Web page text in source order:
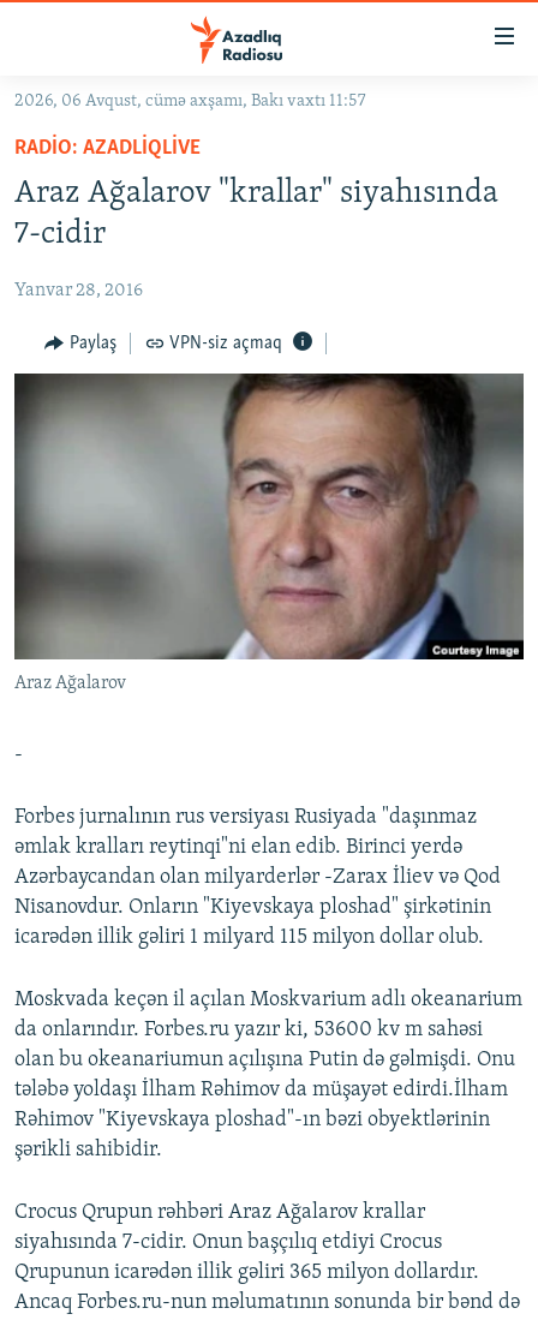
Əsas
qayıt
Əsas
naviqasiyaya
qayıt
GÜNDƏM
KORRUPSIOMETR
FƏRQƏ BAX
QANUNI DOĞRU
ARAŞDIRMA
İNFOQRAFIKA
AZƏRBAYCAN ƏDƏBIYYATI KITABXANASI
İZ - MƏDƏNIYYƏT PROQRAMI
MISSIYAMIZ
PEŞƏ ETIKASI VƏ JURNALISTIKA STANDARTLARIMIZ
MATERIALLARIMIZDAN ISTIFADƏ
AZADLIQRADIOSU MOBIL TELEFONUNUZDA
RFE/RL-in bütün saytları
2026, 06 Avqust, cümə axşamı, Bakı vaxtı 11:57
RADIO: AZADLIQLIVE
Araz Ağalarov "krallar" siyahısında
7-cidir
Yanvar 28, 2016
Paylaş VPN-siz açmaq
Araz Ağalarov
-
Forbes jurnalının rus versiyası Rusiyada "daşınmaz
əmlak kralları reytinqi"ni elan edib. Birinci yerdə
Azərbaycandan olan milyarderlər -Zarax İliev və Qod
Nisanovdur. Onların "Kiyevskaya ploshad" şirkətinin
icarədən illik gəliri 1 milyard 115 milyon dollar olub.
Moskvada keçən il açılan Moskvarium adlı okeanarium
da onlarındır. Forbes.ru yazır ki, 53600 kv m sahəsi
olan bu okeanariumun açılışına Putin də gəlmişdi. Onu
tələbə yoldaşı İlham Rəhimov da müşayət edirdi.İlham
Rəhimov "Kiyevskaya ploshad"-ın bəzi obyektlərinin
şərikli sahibidir.
Crocus Qrupun rəhbəri Araz Ağalarov krallar
siyahısında 7-cidir. Onun başçılıq etdiyi Crocus
Qrupunun icarədən illik gəliri 365 milyon dollardır.
Ancaq Forbes.ru-nun məlumatının sonunda bir bənd də